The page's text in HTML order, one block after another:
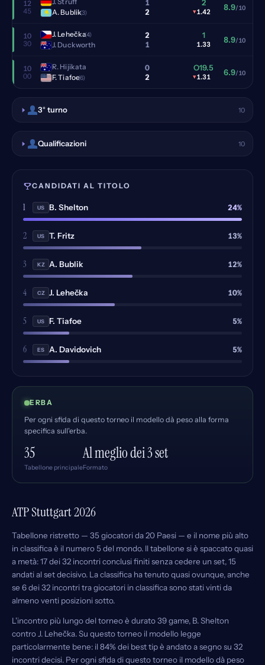
12
45
A. Bublik(3)
1
2
2
▾1.42 8.9/10
10
30
J. Lehečka(4)
J. Duckworth
2
1
1
1.33 8.9/10
10
00
R. Hijikata
F. Tiafoe(6)
0
2
O19.5
▾1.31 6.9/10
3° turno 10
Qualificazioni 10
CANDIDATI AL TITOLO
1 US B. Shelton 24%
2 US T. Fritz 13%
3 KZ A. Bublik 12%
4 CZ J. Lehečka 10%
5 US F. Tiafoe 5%
6 ES A. Davidovich 5%
ERBA
Per ogni sfida di questo torneo il modello dà peso alla forma
specifica sull'erba.
35
Tabellone principale
Al meglio dei 3 set
Formato
ATP Stuttgart 2026
Tabellone ristretto — 35 giocatori da 20 Paesi — e il nome più alto
in classifica è il numero 5 del mondo. Il tabellone si è spaccato quasi
a metà: 17 dei 32 incontri conclusi finiti senza cedere un set, 15
andati al set decisivo. La classifica ha tenuto quasi ovunque, anche
se 6 dei 32 incontri tra giocatori in classifica sono stati vinti da
almeno venti posizioni sotto.
L'incontro più lungo del torneo è durato 39 game, B. Shelton
contro J. Lehečka. Su questo torneo il modello legge
particolarmente bene: il 84% dei best tip è andato a segno su 32
incontri decisi. Per ogni sfida di questo torneo il modello dà peso